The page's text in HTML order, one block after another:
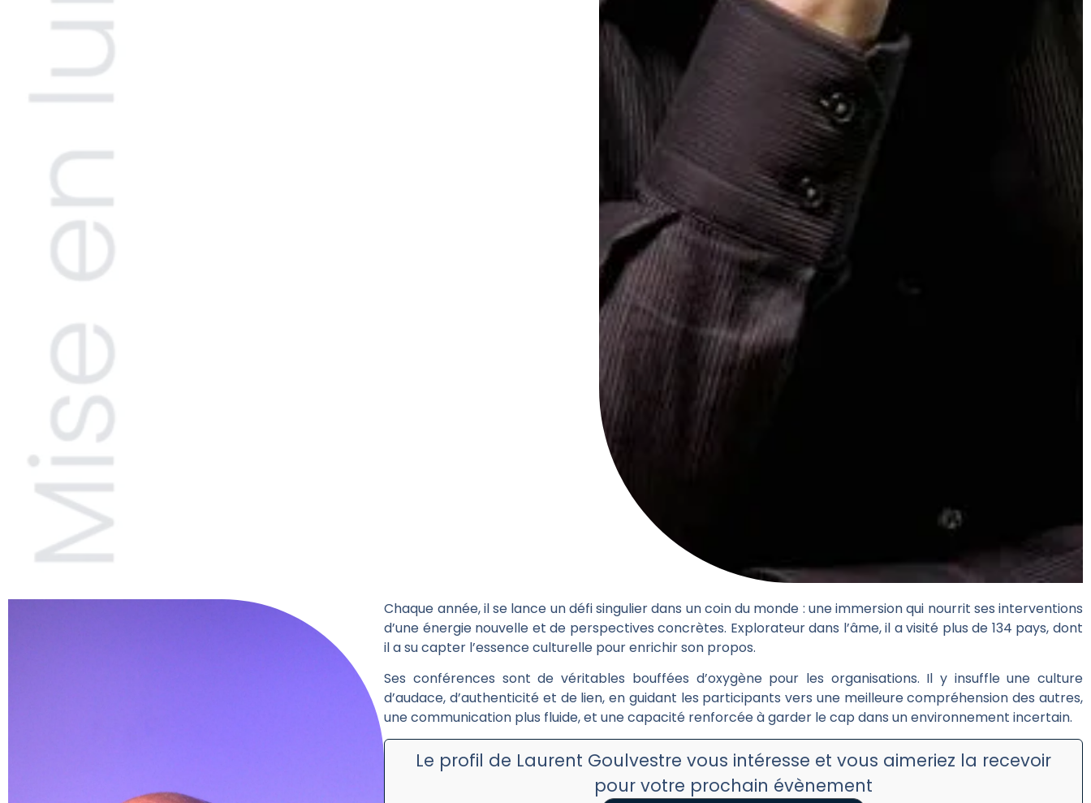
Chaque année, il se lance un défi singulier dans un coin du monde : une immersion qui nourrit ses interventions
d’une énergie nouvelle et de perspectives concrètes. Explorateur dans l’âme, il a visité plus de 134 pays, dont
il a su capter l’essence culturelle pour enrichir son propos.
Ses conférences sont de véritables bouffées d’oxygène pour les organisations. Il y insuffle une culture
d’audace, d’authenticité et de lien, en guidant les participants vers une meilleure compréhension des autres,
une communication plus fluide, et une capacité renforcée à garder le cap dans un environnement incertain.
Le profil de Laurent Goulvestre vous intéresse et vous aimeriez la recevoir
pour votre prochain évènement